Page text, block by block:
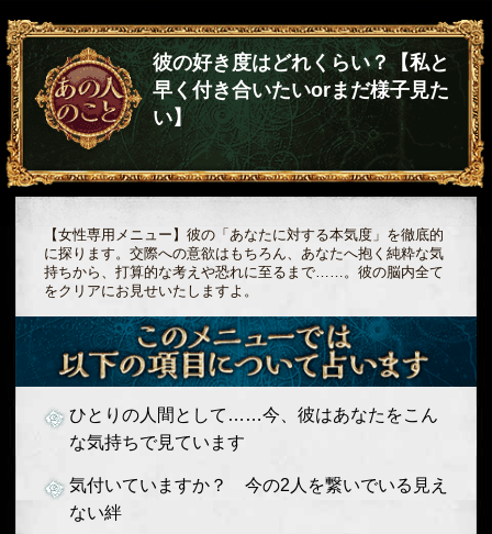
彼の好き度はどれくらい？【私と
早く付き合いたいorまだ様子見た
い】
【女性専用メニュー】彼の「あなたに対する本気度」を徹底的
に探ります。交際への意欲はもちろん、あなたへ抱く純粋な気
持ちから、打算的な考えや恐れに至るまで……。彼の脳内全て
をクリアにお見せいたしますよ。
ひとりの人間として……今、彼はあなたをこん
な気持ちで見ています
気付いていますか？ 今の2人を繋いでいる見え
ない絆